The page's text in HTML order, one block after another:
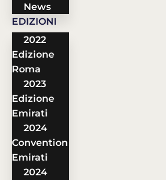
News
EDIZIONI
2022
Edizione
Roma
2023
Edizione
Emirati
2024
Convention
Emirati
2024